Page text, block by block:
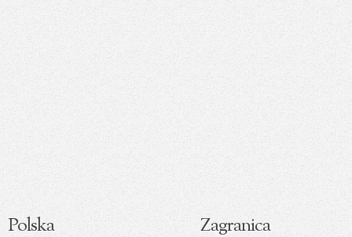
Polska Zagranica